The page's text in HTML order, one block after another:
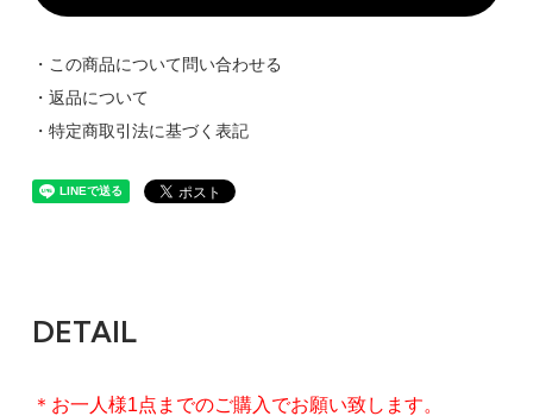
・この商品について問い合わせる
・返品について
・特定商取引法に基づく表記
DETAIL
＊お一人様1点までのご購入でお願い致します。